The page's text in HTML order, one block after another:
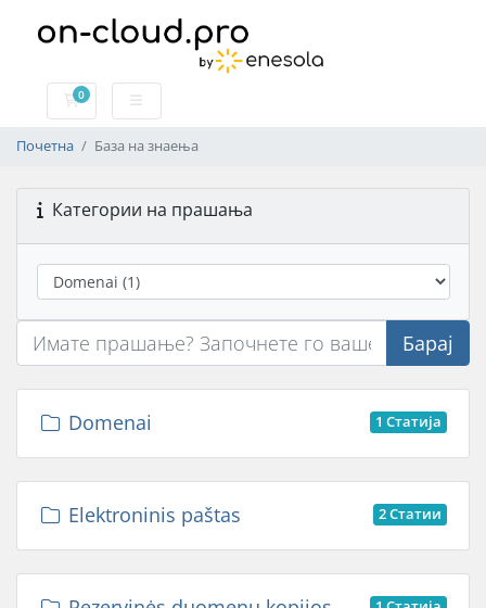
0
Потрошувачка кошничка
Почетна База на знаења
Категории на прашања
Барај
1 Статија
Domenai
2 Статии
Elektroninis paštas